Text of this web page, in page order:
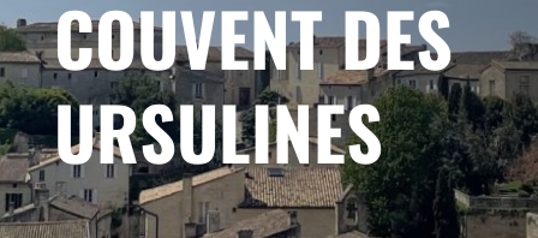
COUVENT DES
URSULINES